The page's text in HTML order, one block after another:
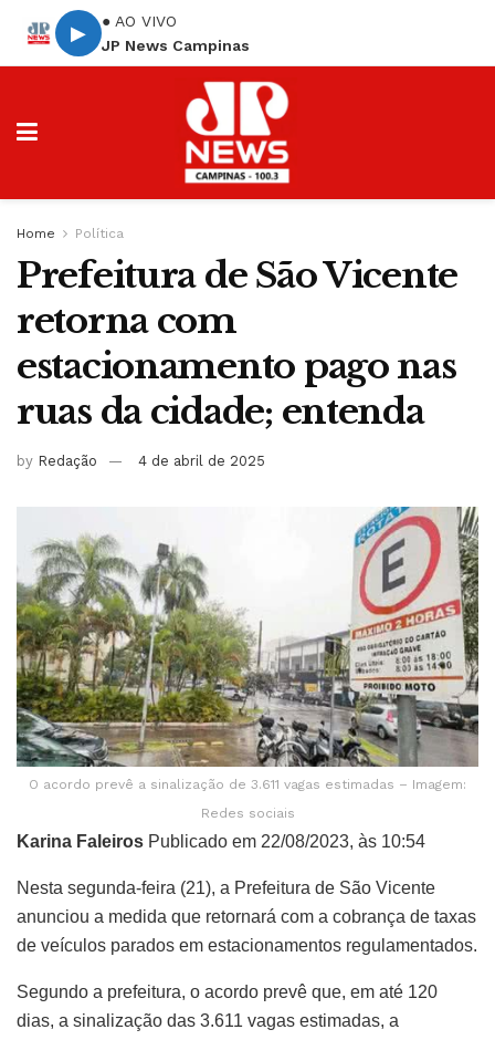
▶
● AO VIVO
JP News Campinas
Home Política
Prefeitura de São Vicente
retorna com
estacionamento pago nas
ruas da cidade; entenda
by Redação 4 de abril de 2025
O acordo prevê a sinalização de 3.611 vagas estimadas – Imagem:
Redes sociais
Karina Faleiros Publicado em 22/08/2023, às 10:54
Nesta segunda-feira (21), a Prefeitura de São Vicente
anunciou a medida que retornará com a cobrança de taxas
de veículos parados em estacionamentos regulamentados.
Segundo a prefeitura, o acordo prevê que, em até 120
dias, a sinalização das 3.611 vagas estimadas, a